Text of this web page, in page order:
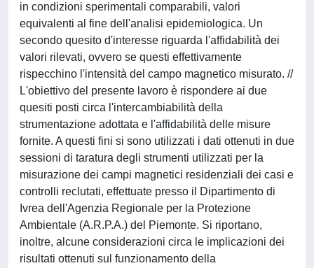
in condizioni sperimentali comparabili, valori
equivalenti al fine dell'analisi epidemiologica. Un
secondo quesito d'interesse riguarda l'affidabilità dei
valori rilevati, ovvero se questi effettivamente
rispecchino l'intensità del campo magnetico misurato. //
L'obiettivo del presente lavoro è rispondere ai due
quesiti posti circa l'intercambiabilità della
strumentazione adottata e l'affidabilità delle misure
fornite. A questi fini si sono utilizzati i dati ottenuti in due
sessioni di taratura degli strumenti utilizzati per la
misurazione dei campi magnetici residenziali dei casi e
controlli reclutati, effettuate presso il Dipartimento di
Ivrea dell'Agenzia Regionale per la Protezione
Ambientale (A.R.P.A.) del Piemonte. Si riportano,
inoltre, alcune considerazioni circa le implicazioni dei
risultati ottenuti sul funzionamento della